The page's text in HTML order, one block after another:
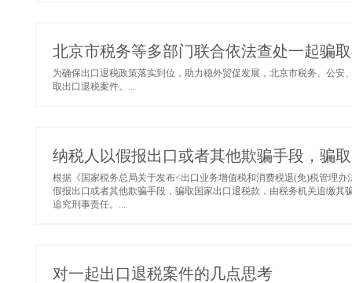
北京市税务等多部门联合依法查处一起骗
为确保出口退税政策落实到位，助力稳外贸促发展，北京市税务、公
取出口退税案件。...
纳税人以假报出口或者其他欺骗手段，骗
根据《国家税务总局关于发布<出口业务增值税和消费税退(免)税管理
假报出口或者其他欺骗手段，骗取国家出口退税款，由税务机关追缴
追究刑事责任。...
对一起出口退税案件的几点思考